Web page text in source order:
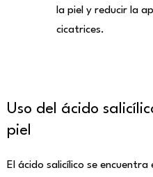
la piel y reducir la
cicatrices.
Uso del ácido
piel
El ácido salicílico se